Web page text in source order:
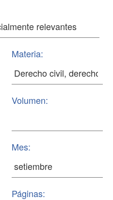
Materia:
Volumen:
Mes:
Páginas: